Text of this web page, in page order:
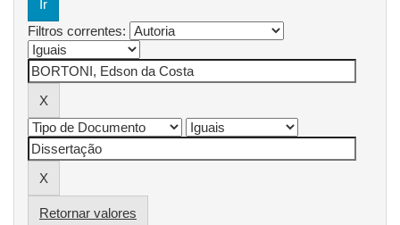
Filtros correntes:
Retornar valores